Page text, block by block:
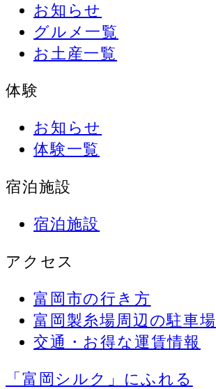
お知らせ
グルメ一覧
お土産一覧
体験
お知らせ
体験一覧
宿泊施設
宿泊施設
アクセス
富岡市の行き方
富岡製糸場周辺の駐車場
交通・お得な運賃情報
「富岡シルク」にふれる